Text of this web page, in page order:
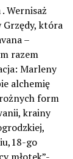
Wernisaż
Grzędy, która
–
razem
Marleny
alchemię
form
krainy
go